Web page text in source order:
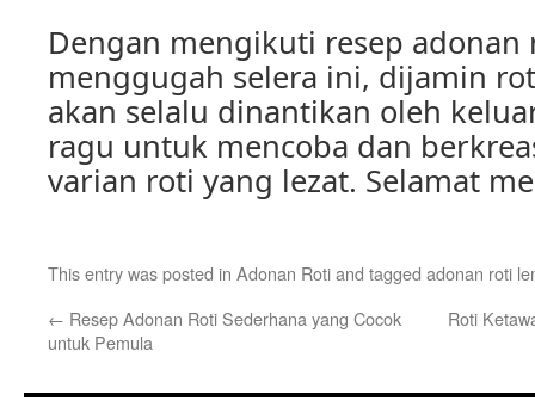
Dengan mengikuti resep
menggugah selera ini, dijamin
akan selalu dinantikan oleh
ragu untuk mencoba dan
varian roti yang lezat. Selamat
This entry was posted in Adonan Rotiand tagged adonan roti
← Resep Adonan Roti Sederhana yang Cocok
untuk Pemula
Roti